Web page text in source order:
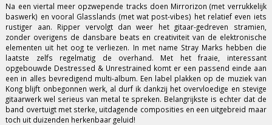
Na een viertal meer opzwepende tracks doen Mirrorizon (met verrukkelijk
baswerk) en vooral Glasslands (met wat post-vibes) het relatief even iets
rustiger aan. Ripper vervolgt dan weer het gitaar-gedreven stramien,
zonder overigens de dansbare beats en creativiteit van de elektronische
elementen uit het oog te verliezen. In met name Stray Marks hebben die
laatste zelfs regelmatig de overhand. Met het fraaie, interessant
opgebouwde Destressed & Unrestrained komt er een passend einde aan
een in alles bevredigend multi-album. Een label plakken op de muziek van
Kong blijft onbegonnen werk, al durf ik dankzij het overvloedige en stevige
gitaarwerk wel serieus van metal te spreken. Belangrijkste is echter dat de
band overtuigt met sterke, uitdagende composities en een uitgebreid maar
toch uit duizenden herkenbaar geluid!